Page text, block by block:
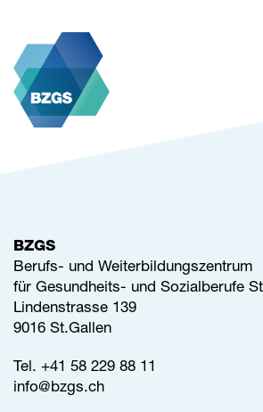
BZGS
Berufs- und Weiterbildungszentrum
für Gesundheits- und Sozialberufe
Lindenstrasse 139
9016 St.Gallen
Tel. +41 58 229 88 11
info@bzgs.ch